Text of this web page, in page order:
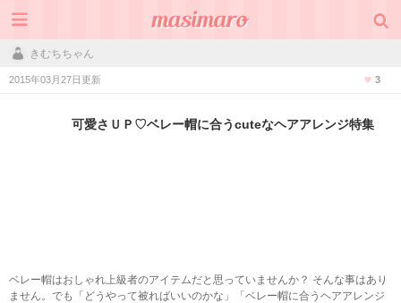
きむちちゃん
2015年03月27日更新 3
可愛さＵＰ♡ベレー帽に合うcuteなヘアアレンジ特集
ベレー帽はおしゃれ上級者のアイテムだと思っていませんか？ そんな事はあり
ません。でも「どうやって被ればいいのかな」「ベレー帽に合うヘアアレンジ